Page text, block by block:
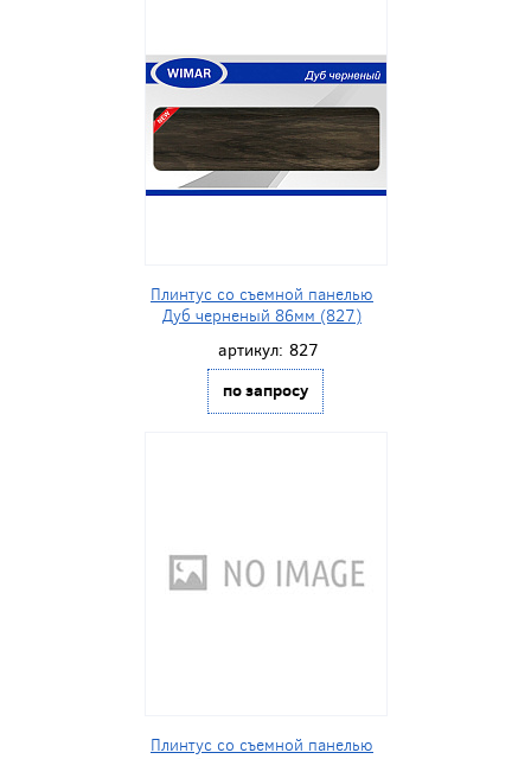
Плинтус со съемной панелью
Дуб черненый 86мм (827)
артикул: 827
по запросу
Плинтус со съемной панелью